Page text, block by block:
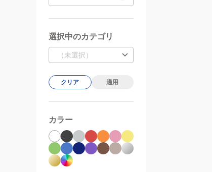
選択中のカテゴリ
（未選択）
クリア 適用
カラー